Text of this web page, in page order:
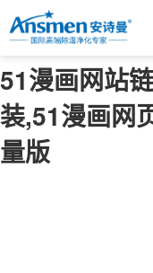
51漫画网站
装,51漫画网
量版